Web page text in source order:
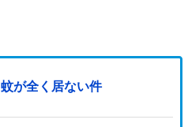
が全く居ない件